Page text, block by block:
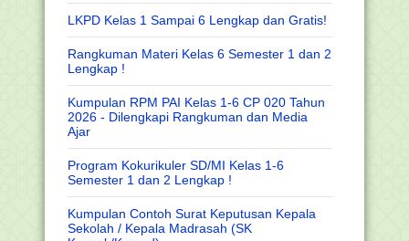
LKPD Kelas 1 Sampai 6 Lengkap dan Gratis!
Rangkuman Materi Kelas 6 Semester 1 dan 2
Lengkap !
Kumpulan RPM PAI Kelas 1-6 CP 020 Tahun
2026 - Dilengkapi Rangkuman dan Media
Ajar
Program Kokurikuler SD/MI Kelas 1-6
Semester 1 dan 2 Lengkap !
Kumpulan Contoh Surat Keputusan Kepala
Sekolah / Kepala Madrasah (SK